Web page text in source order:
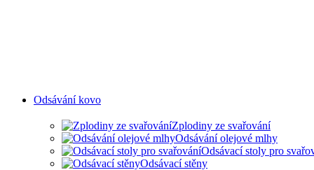
Odsávání kovo
Zplodiny ze svařování
Odsávání olejové mlhy
Odsávací stoly pro
Odsávací stěny